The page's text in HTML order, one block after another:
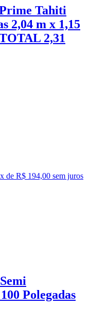
Tahiti
2,04 m x 1,15
2,31
x de R$ 194,00 sem juros
Polegadas